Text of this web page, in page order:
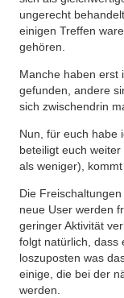
ungerecht
einigen Treffen
gehören.
Manche haben erst
gefunden, andere
sich zwischendrin
Nun, für euch habe
beteiligt euch
als weniger),
Die
neue User werden
geringer Aktivität
folgt natürlich, dass
loszuposten was
einige, die bei der
werden.